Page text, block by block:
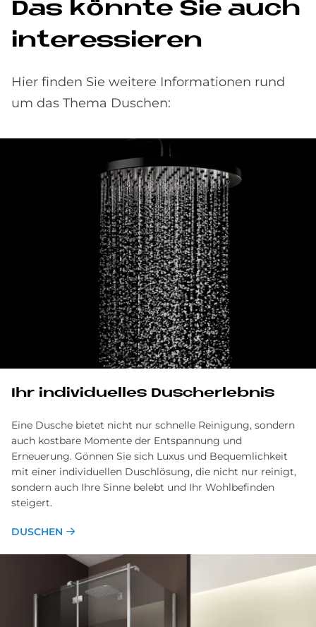
Das könnte Sie auch
interessieren
Hier finden Sie weitere Informationen rund
um das Thema Duschen:
Ihr in­di­vi­du­el­les Du­sch­er­leb­nis
Eine Dusche bietet nicht nur schnelle Reinigung, sondern
auch kostbare Momente der Entspannung und
Erneuerung. Gönnen Sie sich Luxus und Bequemlichkeit
mit einer individuellen Duschlösung, die nicht nur reinigt,
sondern auch Ihre Sinne belebt und Ihr Wohlbefinden
steigert.
DUSCHEN